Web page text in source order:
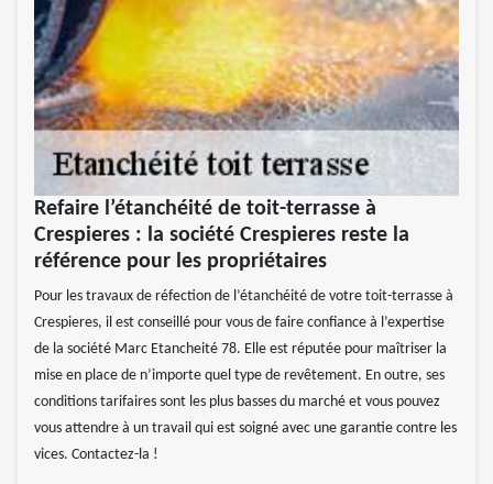
Refaire l’étanchéité de toit-terrasse à
Crespieres : la société Crespieres reste la
référence pour les propriétaires
Pour les travaux de réfection de l’étanchéité de votre toit-terrasse à
Crespieres, il est conseillé pour vous de faire confiance à l’expertise
de la société Marc Etancheité 78. Elle est réputée pour maîtriser la
mise en place de n’importe quel type de revêtement. En outre, ses
conditions tarifaires sont les plus basses du marché et vous pouvez
vous attendre à un travail qui est soigné avec une garantie contre les
vices. Contactez-la !